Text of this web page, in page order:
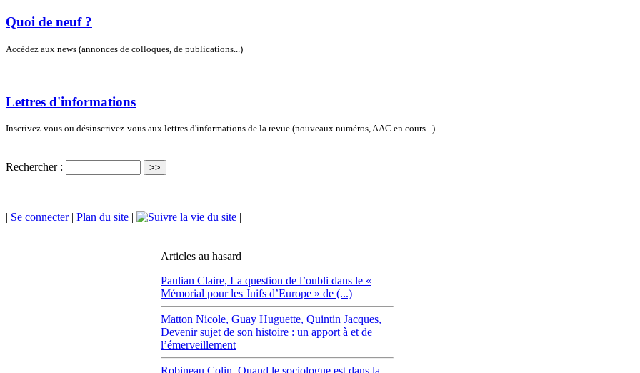
Quoi de neuf ?
Accédez aux news (annonces de colloques, de publications...)
Lettres d'informations
Inscrivez-vous ou désinscrivez-vous aux lettres d'informations de la revue (nouveaux numéros, AAC en cours...)
Rechercher :
| Se connecter| Plan du site | |
Articles au hasard
Paulian Claire, La question de l’oubli dans le «
Mémorial pour les Juifs d’Europe » de (...)
Matton Nicole, Guay Huguette, Quintin Jacques,
Devenir sujet de son histoire : un apport à et de
l’émerveillement